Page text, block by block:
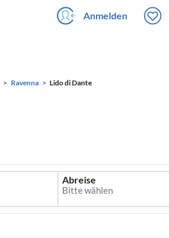
Anmelden
Ravenna Lido di Dante
Abreise